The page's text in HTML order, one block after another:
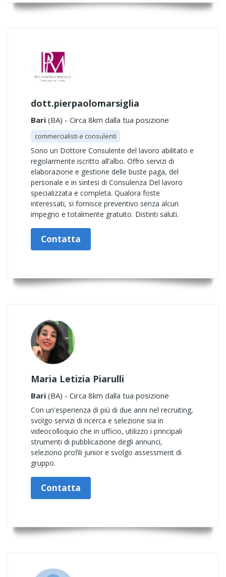
dott.pierpaolomarsiglia
Bari (BA) - Circa 8km dalla tua posizione
commercialisti e consulenti
Sono un Dottore Consulente del lavoro abilitato e
regolarmente iscritto all’albo. Offro servizi di
elaborazione e gestione delle buste paga, del
personale e in sintesi di Consulenza Del lavoro
specializzata e completa. Qualora foste
interessati, si fornisce preventivo senza alcun
impegno e totalmente gratuito. Distinti saluti.
Contatta
Maria Letizia Piarulli
Bari (BA) - Circa 8km dalla tua posizione
Con un'esperienza di più di due anni nel recruiting,
svolgo servizi di ricerca e selezione sia in
videocolloquio che in ufficio, utilizzo i principali
strumenti di pubblicazione degli annunci,
seleziono profili junior e svolgo assessment di
gruppo.
Contatta